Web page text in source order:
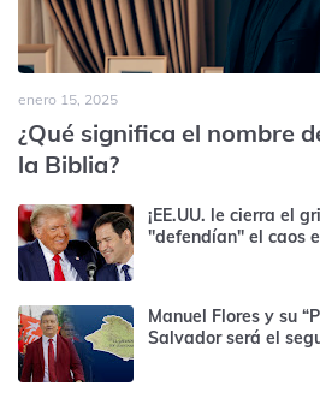
enero 15, 2025
¿Qué significa el nombre
la Biblia?
¡EE.UU. le cierra el
"defendían" el
Manuel Flores y su
Salvador será el